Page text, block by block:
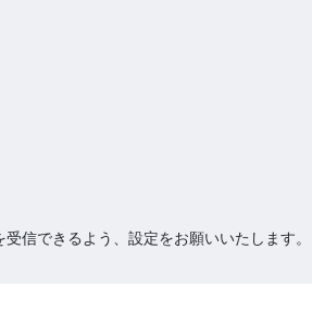
信できるよう、設定をお願いいたします。